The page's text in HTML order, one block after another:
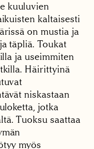
kuuluvien
kaltaisesti
on mustia ja
täpliä. Toukat
ja useimmiten
Häirittyinä
niskastaan
jotka
Tuoksu saattaa
myös